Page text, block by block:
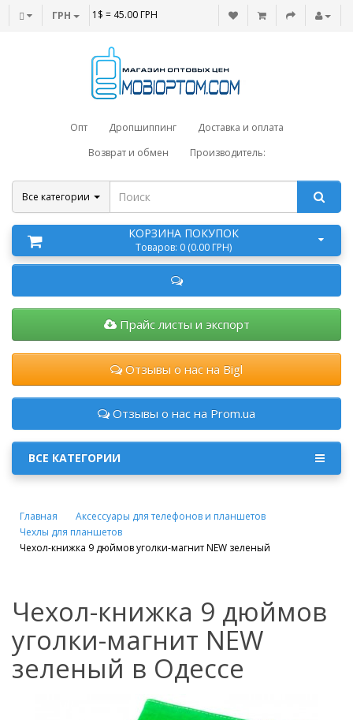
ГРН 1$ = 45.00 ГРН
Опт Дропшиппинг
Доставка и оплата
Возврат и обмен
Производитель:
Все категории
КОРЗИНА ПОКУПОК
Товаров: 0 (0.00 ГРН)
Прайс листы и экспорт
Отзывы о нас на Bigl
Отзывы о нас на Prom.ua
ВСЕ КАТЕГОРИИ
Главная
Аксессуары для телефонов и планшетов
Чехлы для планшетов
Чехол-книжка 9 дюймов уголки-магнит NEW зеленый
Чехол-книжка 9 дюймов
уголки-магнит NEW
зеленый в Одессе